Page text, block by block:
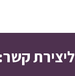
ליצירת קשר: